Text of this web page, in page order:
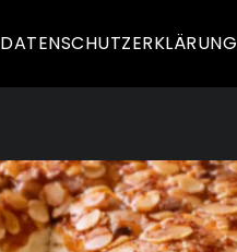
DATENSCHUTZERKLÄRUNG